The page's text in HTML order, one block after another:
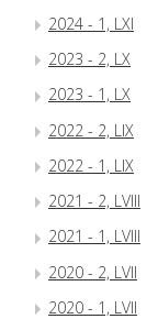
2024 - 1, LXI
2023 - 2, LX
2023 - 1, LX
2022 - 2, LIX
2022 - 1, LIX
2021 - 2, LVIII
2021 - 1, LVIII
2020 - 2, LVII
2020 - 1, LVII